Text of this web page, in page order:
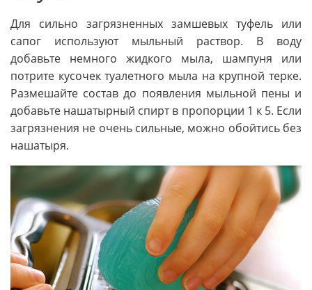
Для сильно загрязненных замшевых туфель или
сапог используют мыльный раствор. В воду
добавьте немного жидкого мыла, шампуня или
потрите кусочек туалетного мыла на крупной терке.
Размешайте состав до появления мыльной пены и
добавьте нашатырный спирт в пропорции 1 к 5. Если
загрязнения не очень сильные, можно обойтись без
нашатыря.